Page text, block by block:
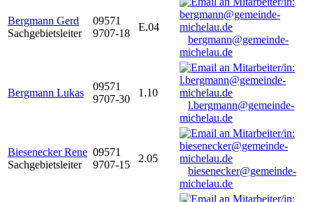
Bergmann Gerd
Sachgebietsleiter
09571
9707-18
E.04
bergmann@gemeinde-
michelau.de
Bergmann Lukas
09571
9707-30
1.10
l.bergmann@gemeinde-
michelau.de
Biesenecker Rene
Sachgebietsleiter
09571
9707-15
2.05
biesenecker@gemeinde-
michelau.de